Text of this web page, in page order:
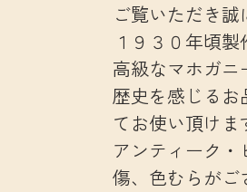
ご覧いただき誠
１９３０年頃
高級なマホガニ
歴史を感じるお
てお使い頂けま
アンティーク
傷、色むらがご